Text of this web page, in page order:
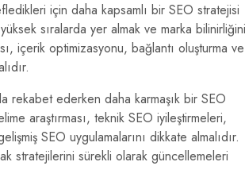
için daha kapsamlı bir SEO stratejisi
sıralarda yer almak ve marka bilinirliğini
içerik optimizasyonu, bağlantı oluşturma ve
rekabet ederken daha karmaşık bir SEO
araştırması, teknik SEO iyileştirmeleri,
SEO uygulamalarını dikkate almalıdır.
stratejilerini sürekli olarak güncellemeleri